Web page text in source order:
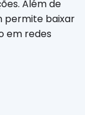
Além de
permite baixar
em redes